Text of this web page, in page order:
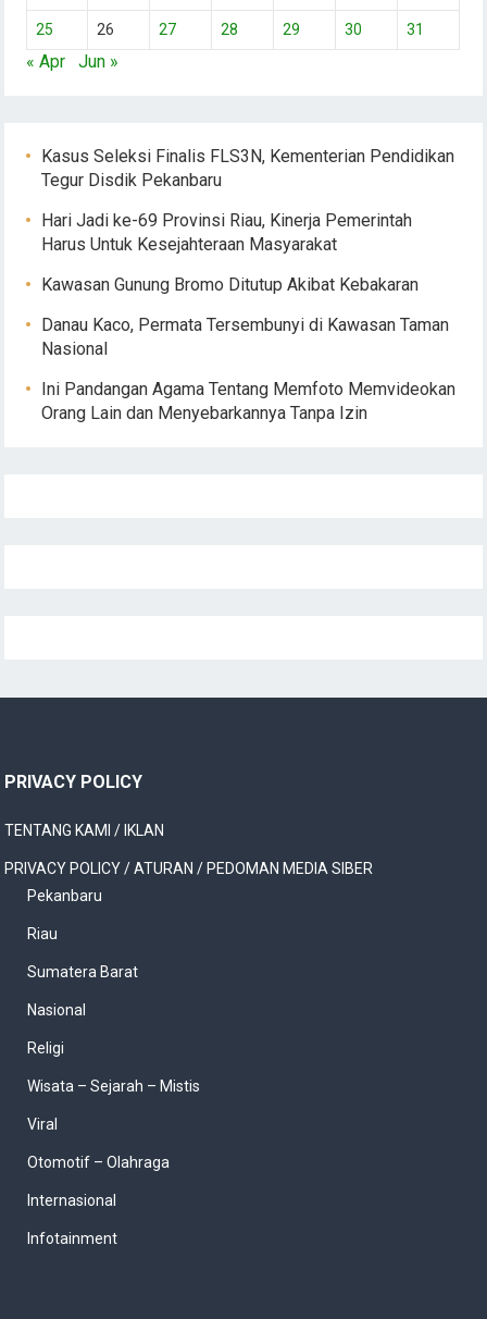
25 26 27 28 29 30 31
« Apr Jun »
Kasus Seleksi Finalis FLS3N, Kementerian Pendidikan
Tegur Disdik Pekanbaru
Hari Jadi ke-69 Provinsi Riau, Kinerja Pemerintah
Harus Untuk Kesejahteraan Masyarakat
Kawasan Gunung Bromo Ditutup Akibat Kebakaran
Danau Kaco, Permata Tersembunyi di Kawasan Taman
Nasional
Ini Pandangan Agama Tentang Memfoto Memvideokan
Orang Lain dan Menyebarkannya Tanpa Izin
PRIVACY POLICY
TENTANG KAMI / IKLAN
PRIVACY POLICY / ATURAN / PEDOMAN MEDIA SIBER
Pekanbaru
Riau
Sumatera Barat
Nasional
Religi
Wisata – Sejarah – Mistis
Viral
Otomotif – Olahraga
Internasional
Infotainment